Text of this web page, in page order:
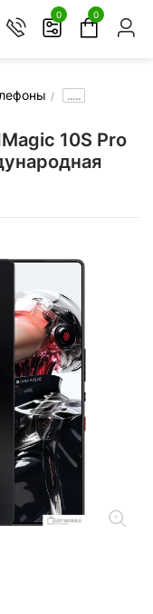
0 0
.....
10S Pro